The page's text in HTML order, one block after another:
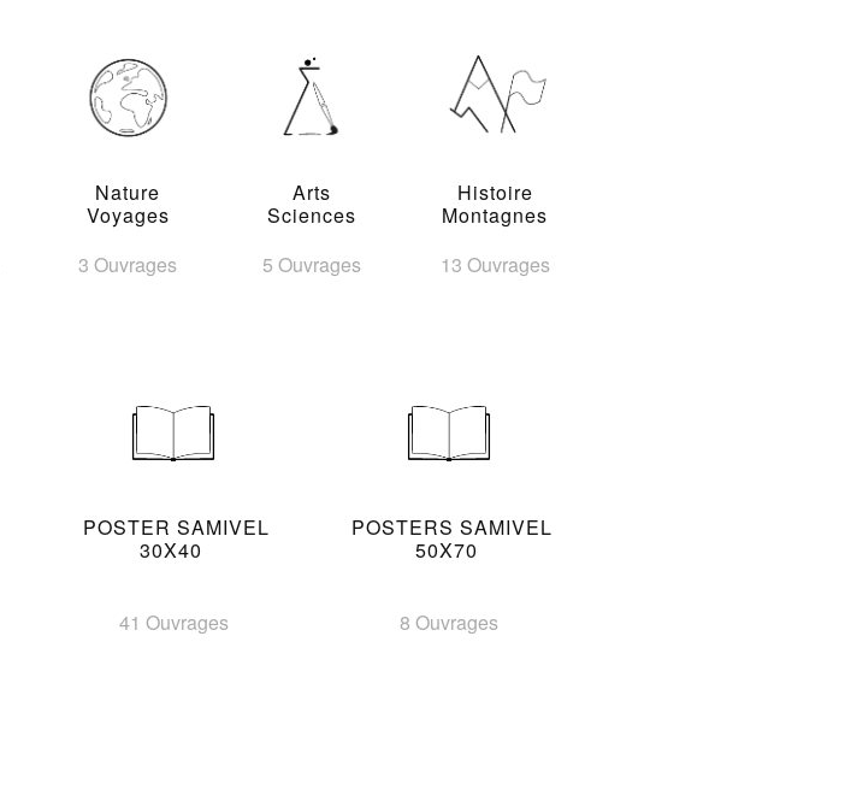
Nature
Voyages
3 Ouvrages
Arts
Sciences
5 Ouvrages
Histoire
Montagnes
13 Ouvrages
POSTER SAMIVEL
30X40
41 Ouvrages
POSTERS SAMIVEL
50X70
8 Ouvrages